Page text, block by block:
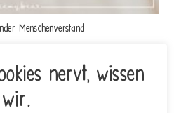
Menschenverstand
nervt, wissen
wir.